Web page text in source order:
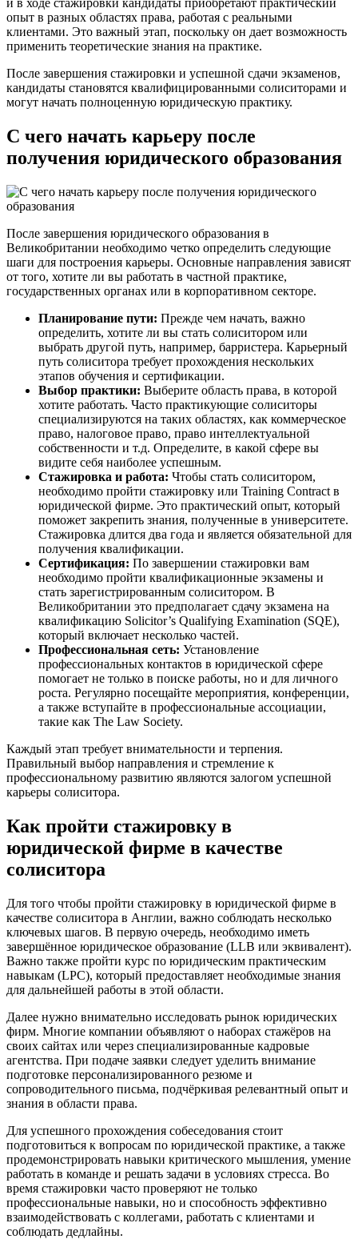
и в ходе стажировки кандидаты приобретают практический
опыт в разных областях права, работая с реальными
клиентами. Это важный этап, поскольку он дает возможность
применить теоретические знания на практике.
После завершения стажировки и успешной сдачи экзаменов,
кандидаты становятся квалифицированными солиситорами и
могут начать полноценную юридическую практику.
С чего начать карьеру после
получения юридического образования
После завершения юридического образования в
Великобритании необходимо четко определить следующие
шаги для построения карьеры. Основные направления зависят
от того, хотите ли вы работать в частной практике,
государственных органах или в корпоративном секторе.
Планирование пути: Прежде чем начать, важно
определить, хотите ли вы стать солиситором или
выбрать другой путь, например, барристера. Карьерный
путь солиситора требует прохождения нескольких
этапов обучения и сертификации.
Выбор практики: Выберите область права, в которой
хотите работать. Часто практикующие солиситоры
специализируются на таких областях, как коммерческое
право, налоговое право, право интеллектуальной
собственности и т.д. Определите, в какой сфере вы
видите себя наиболее успешным.
Стажировка и работа: Чтобы стать солиситором,
необходимо пройти стажировку или Training Contract в
юридической фирме. Это практический опыт, который
поможет закрепить знания, полученные в университете.
Стажировка длится два года и является обязательной для
получения квалификации.
Сертификация: По завершении стажировки вам
необходимо пройти квалификационные экзамены и
стать зарегистрированным солиситором. В
Великобритании это предполагает сдачу экзамена на
квалификацию Solicitor’s Qualifying Examination (SQE),
который включает несколько частей.
Профессиональная сеть: Установление
профессиональных контактов в юридической сфере
помогает не только в поиске работы, но и для личного
роста. Регулярно посещайте мероприятия, конференции,
а также вступайте в профессиональные ассоциации,
такие как The Law Society.
Каждый этап требует внимательности и терпения.
Правильный выбор направления и стремление к
профессиональному развитию являются залогом успешной
карьеры солиситора.
Как пройти стажировку в
юридической фирме в качестве
солиситора
Для того чтобы пройти стажировку в юридической фирме в
качестве солиситора в Англии, важно соблюдать несколько
ключевых шагов. В первую очередь, необходимо иметь
завершённое юридическое образование (LLB или эквивалент).
Важно также пройти курс по юридическим практическим
навыкам (LPC), который предоставляет необходимые знания
для дальнейшей работы в этой области.
Далее нужно внимательно исследовать рынок юридических
фирм. Многие компании объявляют о наборах стажёров на
своих сайтах или через специализированные кадровые
агентства. При подаче заявки следует уделить внимание
подготовке персонализированного резюме и
сопроводительного письма, подчёркивая релевантный опыт и
знания в области права.
Для успешного прохождения собеседования стоит
подготовиться к вопросам по юридической практике, а также
продемонстрировать навыки критического мышления, умение
работать в команде и решать задачи в условиях стресса. Во
время стажировки часто проверяют не только
профессиональные навыки, но и способность эффективно
взаимодействовать с коллегами, работать с клиентами и
соблюдать дедлайны.